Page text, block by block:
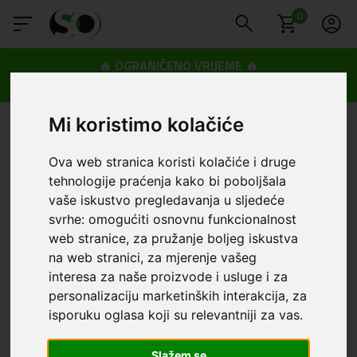
Mi koristimo kolačiće
Ova web stranica koristi kolačiće i druge
tehnologije praćenja kako bi poboljšala
vaše iskustvo pregledavanja u sljedeće
svrhe:omogućiti osnovnu funkcionalnost
web stranice, za pružanje boljeg iskustva
na web stranici, za mjerenje vašeg
interesa za naše proizvode i usluge i za
personalizaciju marketinških interakcija, za
isporuku oglasa koji su relevantniji za vas.
0
🔥 OGRANIČENO VRIJEME 🔥